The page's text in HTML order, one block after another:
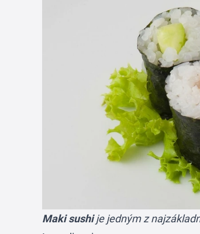
Maki sushije jedným z